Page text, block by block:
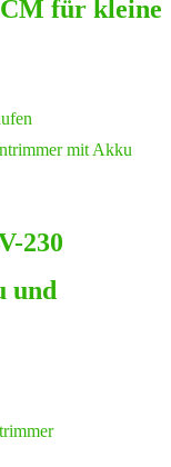
für kleine
230
und